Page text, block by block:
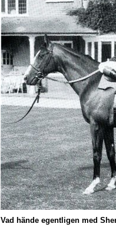
Vad hände egentligen med